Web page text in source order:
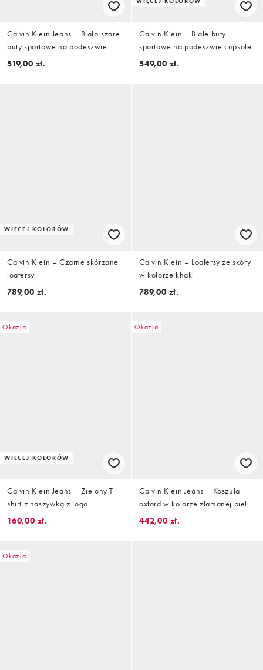
Calvin Klein Jeans – Biało-szare
buty sportowe na podeszwie
cupsole
519,00 zł.
Calvin Klein – Białe buty
sportowe na podeszwie cupsole
549,00 zł.
WIĘCEJ KOLORÓW
Calvin Klein – Czarne skórzane
loafersy
789,00 zł.
Calvin Klein – Loafersy ze skóry
w kolorze khaki
789,00 zł.
Okazja
WIĘCEJ KOLORÓW
Calvin Klein Jeans – Zielony T-
shirt z naszywką z logo
160,00 zł.
Okazja
Calvin Klein Jeans – Koszula
oxford w kolorze złamanej bieli
w kratę
442,00 zł.
Okazja